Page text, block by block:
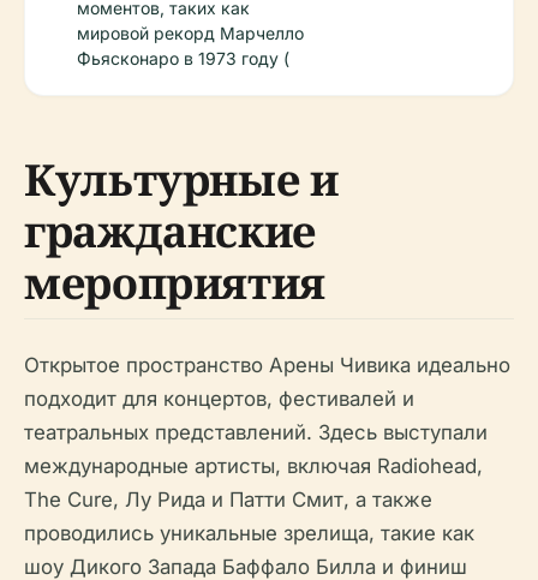
моментов, таких как
мировой рекорд Марчелло
Фьясконаро в 1973 году (
Культурные и
гражданские
мероприятия
Открытое пространство Арены Чивика идеально
подходит для концертов, фестивалей и
театральных представлений. Здесь выступали
международные артисты, включая Radiohead,
The Cure, Лу Рида и Патти Смит, а также
проводились уникальные зрелища, такие как
шоу Дикого Запада Баффало Билла и финиш